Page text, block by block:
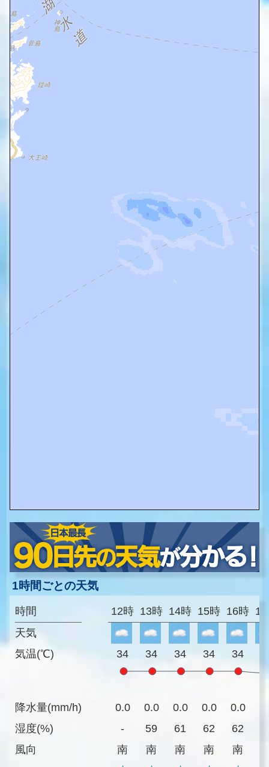
1時間ごとの天気
時間
天気
気温(℃)
降水量(mm/h)
湿度(%)
風向
12時 13時 14時 15時 16時
34 34 34 34 34
0.0 0.0 0.0 0.0 0.0
-
59 61 62 62
南
南 南 南 南